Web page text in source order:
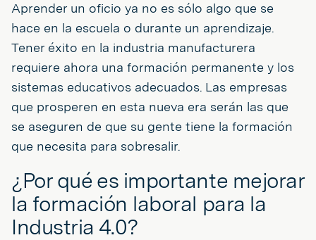
Aprender un oficio ya no es sólo algo que se
hace en la escuela o durante un aprendizaje.
Tener éxito en la industria manufacturera
requiere ahora una formación permanente y los
sistemas educativos adecuados. Las empresas
que prosperen en esta nueva era serán las que
se aseguren de que su gente tiene la formación
que necesita para sobresalir.
¿Por qué es importante mejorar
la formación laboral para la
Industria 4.0?